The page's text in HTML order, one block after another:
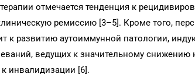
отмечается тенденция к
ремиссию [3–5]. Кроме того,
к развитию аутоиммунной патологии,
ведущих к значительному снижению
инвалидизации [6].